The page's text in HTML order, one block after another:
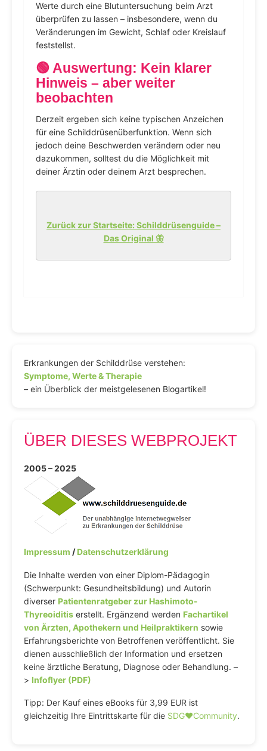
Werte durch eine Blutuntersuchung beim Arzt
überprüfen zu lassen – insbesondere, wenn du
Veränderungen im Gewicht, Schlaf oder Kreislauf
feststellst.
🟢 Auswertung: Kein klarer
Hinweis – aber weiter
beobachten
Derzeit ergeben sich keine typischen Anzeichen
für eine Schilddrüsenüberfunktion. Wenn sich
jedoch deine Beschwerden verändern oder neu
dazukommen, solltest du die Möglichkeit mit
deiner Ärztin oder deinem Arzt besprechen.
Zurück zur Startseite: Schilddrüsenguide –
Das Original 🦋
Erkrankungen der Schilddrüse verstehen:
Symptome, Werte & Therapie
– ein Überblick der meistgelesenen Blogartikel!
ÜBER DIESES WEBPROJEKT
2005 – 2025
Impressum /Datenschutzerklärung
Die Inhalte werden von einer Diplom-Pädagogin
(Schwerpunkt: Gesundheitsbildung) und Autorin
diverser Patientenratgeber zur Hashimoto-
Thyreoiditis erstellt. Ergänzend werden Fachartikel
von Ärzten, Apothekern und Heilpraktikern sowie
Erfahrungsberichte von Betroffenen veröffentlicht. Sie
dienen ausschließlich der Information und ersetzen
keine ärztliche Beratung, Diagnose oder Behandlung. –
> Infoflyer (PDF)
Tipp: Der Kauf eines eBooks für 3,99 EUR ist
gleichzeitig Ihre Eintrittskarte für die SDG♥️Community.